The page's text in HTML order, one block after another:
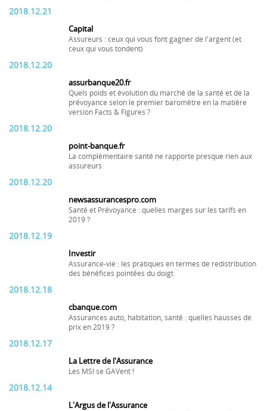
2018.12.21
Capital
Assureurs : ceux qui vous font gagner de l'argent (et
ceux qui vous tondent)
2018.12.20
assurbanque20.fr
Quels poids et évolution du marché de la santé et de la
prévoyance selon le premier baromètre en la matière
version Facts & Figures ?
2018.12.20
point-banque.fr
La complémentaire santé ne rapporte presque rien aux
assureurs
2018.12.20
newsassurancespro.com
Santé et Prévoyance : quelles marges sur les tarifs en
2019 ?
2018.12.19
Investir
Assurance-vie : les pratiques en termes de redistribution
des bénéfices pointées du doigt
2018.12.18
cbanque.com
Assurances auto, habitation, santé : quelles hausses de
prix en 2019 ?
2018.12.17
La Lettre de l'Assurance
Les MSI se GAVent !
2018.12.14
L'Argus de l'Assurance